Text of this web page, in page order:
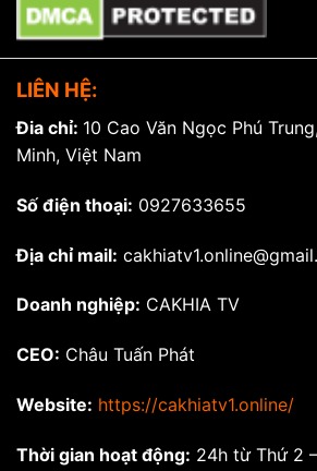
LIÊN HỆ:
Đia chỉ: 10 Cao Văn Ngọc Phú
Minh, Việt Nam
Số điện thoại: 0927633655
Địa chỉ mail:
Doanh nghiệp: CAKHIA TV
CEO: Châu Tuấn Phát
Website: https://cakhiatv1.online/
Thời gian hoạt động: 24h từ Thứ 2